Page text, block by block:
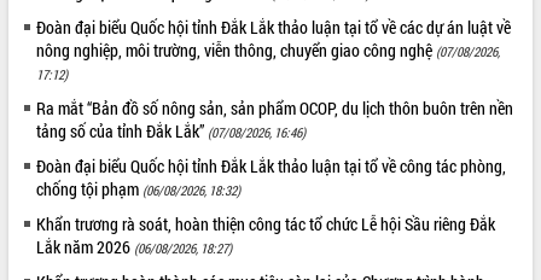
chuyển đổi số
Phó Chủ tịch Thường trực UBND tỉnh
Hồ Thị Nguyên Thảo làm việc tại Trung
tâm Phục vụ hành chính công xã Ea
Phê
Xây dựng nền hành chính số đồng
hành cùng nông dân dân, doanh nghiệp
đấu có 77% xã đạt chuẩn nông thôn
mới
Đoàn đại biểu Quốc hội tỉnh Đắk Lắk thảo luận tại tổ về các dự án luật về
nông nghiệp, môi trường, viễn thông, chuyển giao công nghệ (07/08/2026,
17:12)
Ra mắt “Bản đồ số nông sản, sản phẩm OCOP, du lịch thôn buôn trên nền
tảng số của tỉnh Đắk Lắk” (07/08/2026, 16:46)
Đoàn đại biểu Quốc hội tỉnh Đắk Lắk thảo luận tại tổ về công tác phòng,
chống tội phạm (06/08/2026, 18:32)
Khẩn trương rà soát, hoàn thiện công tác tổ chức Lễ hội Sầu riêng Đắk
Lắk năm 2026 (06/08/2026, 18:27)